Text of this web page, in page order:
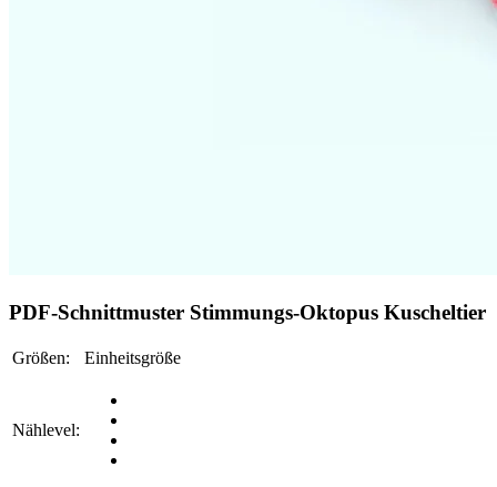
PDF-Schnittmuster Stimmungs-Oktopus Kuscheltier
Größen: Einheitsgröße
Nählevel: